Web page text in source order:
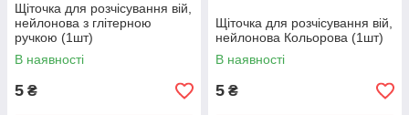
Щіточка для розчісування вій,
нейлонова з глітерною
ручкою (1шт)
В наявності
5 ₴
Щіточка для розчісування вій,
нейлонова Кольорова (1шт)
В наявності
5 ₴